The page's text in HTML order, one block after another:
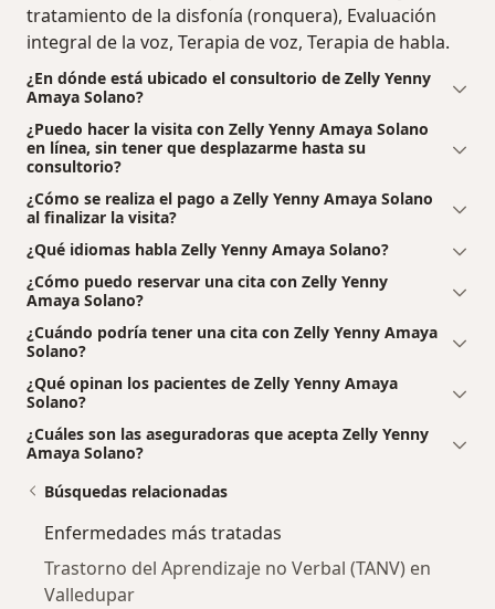
tratamiento de la disfonía (ronquera), Evaluación
integral de la voz, Terapia de voz, Terapia de habla.
¿En dónde está ubicado el consultorio de Zelly Yenny
Amaya Solano?
¿Puedo hacer la visita con Zelly Yenny Amaya Solano
en línea, sin tener que desplazarme hasta su
consultorio?
¿Cómo se realiza el pago a Zelly Yenny Amaya Solano
al finalizar la visita?
¿Qué idiomas habla Zelly Yenny Amaya Solano?
¿Cómo puedo reservar una cita con Zelly Yenny
Amaya Solano?
¿Cuándo podría tener una cita con Zelly Yenny Amaya
Solano?
¿Qué opinan los pacientes de Zelly Yenny Amaya
Solano?
¿Cuáles son las aseguradoras que acepta Zelly Yenny
Amaya Solano?
Búsquedas relacionadas
Enfermedades más tratadas
Trastorno del Aprendizaje no Verbal (TANV) en
Valledupar